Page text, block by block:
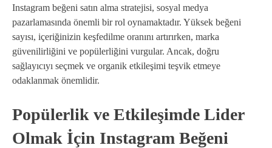
Instagram beğeni satın alma stratejisi, sosyal medya
pazarlamasında önemli bir rol oynamaktadır. Yüksek beğeni
sayısı, içeriğinizin keşfedilme oranını artırırken, marka
güvenilirliğini ve popülerliğini vurgular. Ancak, doğru
sağlayıcıyı seçmek ve organik etkileşimi teşvik etmeye
odaklanmak önemlidir.
Popülerlik ve Etkileşimde Lider
Olmak İçin Instagram Beğeni